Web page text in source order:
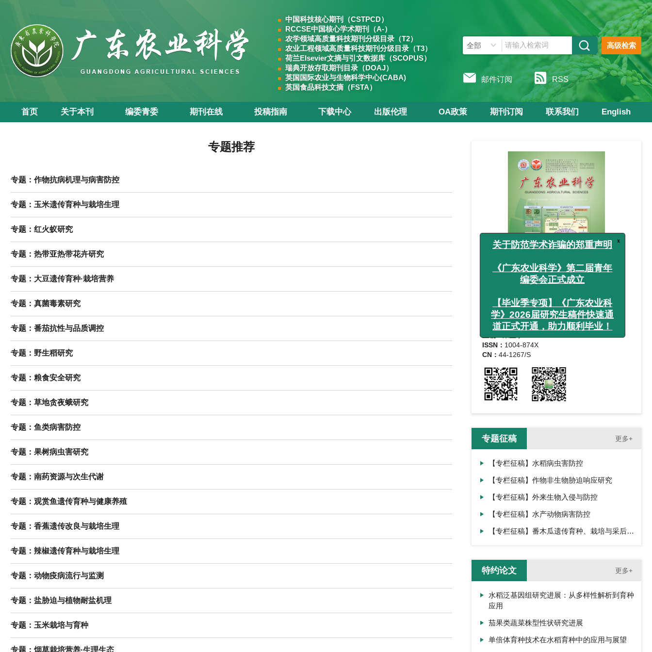
中国科技核心期刊（CSTPCD）
RCCSE中国核心学术期刊（A-）
农学领域高质量科技期刊分级目录（T2）
农业工程领域高质量科技期刊分级目录（T3）
荷兰Elsevier文摘与引文数据库（SCOPUS）
瑞典开放存取期刊目录（DOAJ）
英国国际农业与生物科学中心(CABA)
英国食品科技文摘（FSTA）
高级检索
邮件订阅 RSS
首页 关于本刊 编委青委 期刊在线 投稿指南 下载中心 出版伦理 OA政策 期刊订阅 联系我们 English
专题推荐
专题：作物抗病机理与病害防控
专题：玉米遗传育种与栽培生理
专题：红火蚁研究
专题：热带亚热带花卉研究
专题：大豆遗传育种·栽培营养
专题：真菌毒素研究
专题：番茄抗性与品质调控
专题：野生稻研究
专题：粮食安全研究
专题：草地贪夜蛾研究
专题：鱼类病害防控
专题：果树病虫害研究
专题：南药资源与次生代谢
专题：观赏鱼遗传育种与健康养殖
专题：香蕉遗传改良与栽培生理
专题：辣椒遗传育种与栽培生理
专题：动物疫病流行与监测
专题：盐胁迫与植物耐盐机理
专题：玉米栽培与育种
专题：烟草栽培营养·生理生态
1965年创刊， 月刊
主管单位：广东省农业科学院
主办单位：广东省农业科学院，华南农业大学
编委会主任：邓诣群
ISSN： 1004-874X
CN： 44-1267/S
专题征稿 更多+
【专栏征稿】水稻病虫害防控
【专栏征稿】作物非生物胁迫响应研究
【专栏征稿】外来生物入侵与防控
【专栏征稿】水产动物病害防控
【专栏征稿】番木瓜遗传育种、栽培与采后生
特约论文 更多+
水稻泛基因组研究进展：从多样性解析到育种
应用
茄果类蔬菜株型性状研究进展
单倍体育种技术在水稻育种中的应用与展望
关于防范学术诈骗的郑重声明
《广东农业科学》第二届青年
编委会正式成立
【毕业季专项】《广东农业科
学》2026届研究生稿件快速通
道正式开通，助力顺利毕业！